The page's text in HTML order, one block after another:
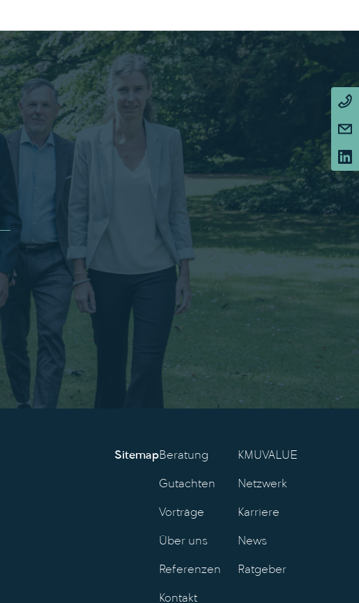
SitemapBeratung KMUVALUE
Gutachten Netzwerk
Vorträge Karriere
Über uns News
Referenzen Ratgeber
Kontakt